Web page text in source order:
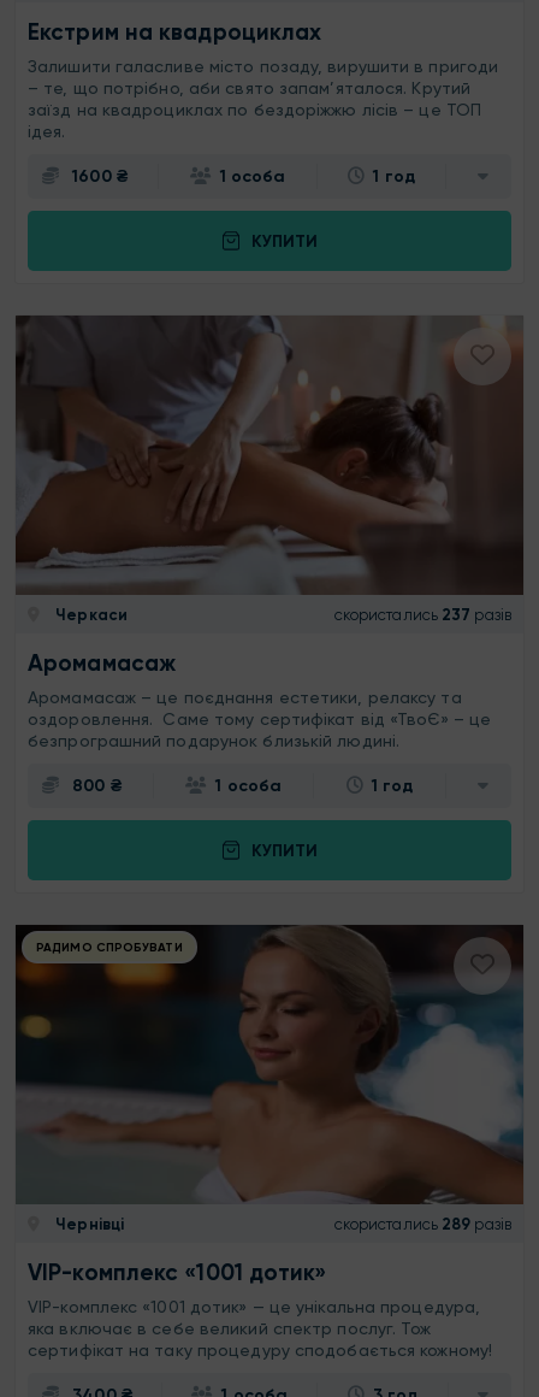
Екстрим на квадроциклах
Залишити галасливе місто позаду, вирушити в пригоди
– те, що потрібно, аби свято запам’яталося. Крутий
заїзд на квадроциклах по бездоріжжю лісів – це ТОП
ідея.
1600 ₴ 1 особа 1 год
КУПИТИ
Черкаси скористались 237 разів
Аромамасаж
Аромамасаж – це поєднання естетики, релаксу та
оздоровлення. Саме тому сертифікат від «ТвоЄ» – це
безпрограшний подарунок близькій людині.
800 ₴ 1 особа 1 год
КУПИТИ
РАДИМО СПРОБУВАТИ
Чернівці скористались 289 разів
VIP-комплекс «1001 дотик»
VIP-комплекс «1001 дотик» — це унікальна процедура,
яка включає в себе великий спектр послуг. Тож
сертифікат на таку процедуру сподобається кожному!